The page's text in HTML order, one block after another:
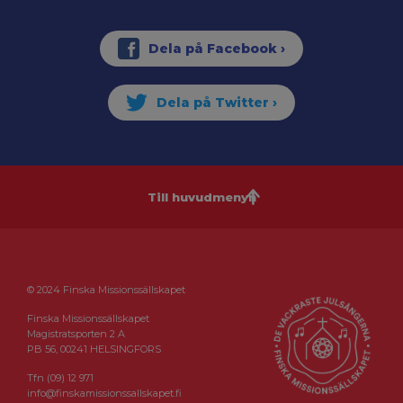
Till huvudmenyn
© 2024 Finska Missionssällskapet
Finska Missionssällskapet
Magistratsporten 2 A
PB 56, 00241 HELSINGFORS
Tfn (09) 12 971
info@finskamissionssallskapet.fi